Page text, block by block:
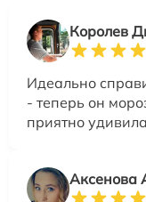
Королев
Идеально
- теперь он
приятно
Аксенова